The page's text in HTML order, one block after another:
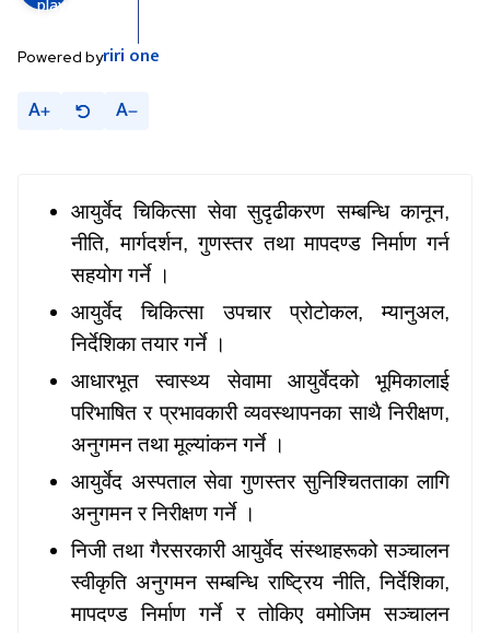
Powered byriri one
A A
आयुर्वेद चिकित्सा सेवा सुदृढीकरण सम्बन्धि कानून,
नीति, मार्गदर्शन, गुणस्तर तथा मापदण्ड निर्माण गर्न
सहयोग गर्ने ।
आयुर्वेद चिकित्सा उपचार प्रोटोकल, म्यानुअल,
निर्देशिका तयार गर्ने ।
आधारभूत स्वास्थ्य सेवामा आयुर्वेदको भूमिकालाई
परिभाषित र प्रभावकारी व्यवस्थापनका साथै निरीक्षण,
अनुगमन तथा मूल्यांकन गर्ने ।
आयुर्वेद अस्पताल सेवा गुणस्तर सुनिश्चितताका लागि
अनुगमन र निरीक्षण गर्ने ।
निजी तथा गैरसरकारी आयुर्वेद संस्थाहरूको सञ्चालन
स्वीकृति अनुगमन सम्बन्धि राष्ट्रिय नीति, निर्देशिका,
मापदण्ड निर्माण गर्ने र तोकिए वमोजिम सञ्चालन